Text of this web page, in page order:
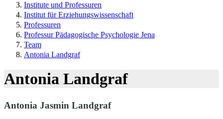
Institute und Professuren
Institut für Erziehungswissenschaft
Professuren
Professur Pädagogische Psychologie Jena
Team
Antonia Landgraf
Antonia Landgraf
Antonia Jasmin Landgraf